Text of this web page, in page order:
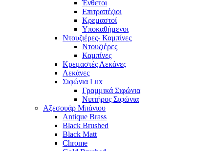
Ένθετοι
Επιτραπέζιοι
Κρεμαστοί
Υποκαθήμενοι
Ντουζιέρες- Καμπίνες
Ντουζιέρες
Καμπίνες
Κρεμαστές Λεκάνες
Λεκάνες
Σιφώνια Lux
Γραμμικά Σιφώνια
Νιπτήρος Σιφώνια
Αξεσουάρ Μπάνιου
Antique Brass
Black Brushed
Black Matt
Chrome